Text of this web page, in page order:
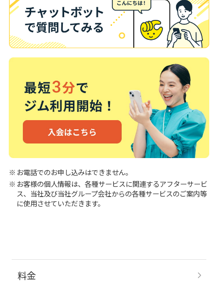
お電話でのお申し込みはできません。
お客様の個人情報は、各種サービスに関連するアフターサービ
ス、当社及び当社グループ会社からの各種サービスのご案内等
に使用させていただきます。
料金